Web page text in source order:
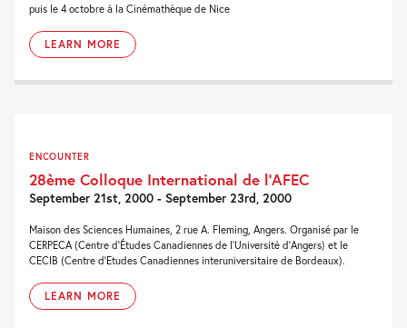
puis le 4 octobre à la Cinémathèque de Nice
LEARN MORE
ENCOUNTER
28ème Colloque International de l’AFEC
September 21st, 2000 - September 23rd, 2000
Maison des Sciences Humaines, 2 rue A. Fleming, Angers. Organisé par le
CERPECA (Centre d'Études Canadiennes de l'Université d'Angers) et le
CECIB (Centre d'Etudes Canadiennes interuniversitaire de Bordeaux).
LEARN MORE